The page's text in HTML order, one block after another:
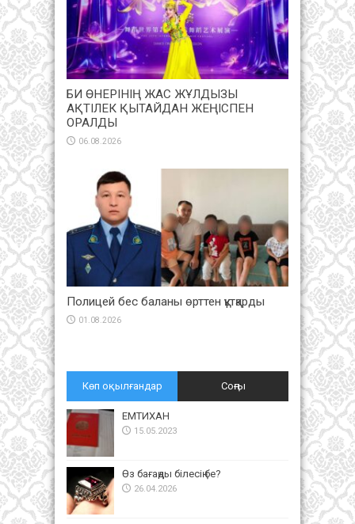
БИ ӨНЕРІНІҢ ЖАС ЖҰЛДЫЗЫ
АҚТІЛЕК ҚЫТАЙДАН ЖЕҢІСПЕН
ОРАЛДЫ
06.08.2026
Полицей бес баланы өрттен құтқарды
01.08.2026
Көп оқылғандар Соңғы
ЕМТИХАН
15.05.2023
Өз бағаңды білесің бе?
26.04.2026